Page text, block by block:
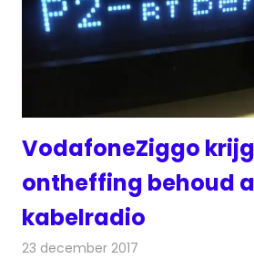
VodafoneZiggo
ontheffing behoud
kabelradio
23 december 2017